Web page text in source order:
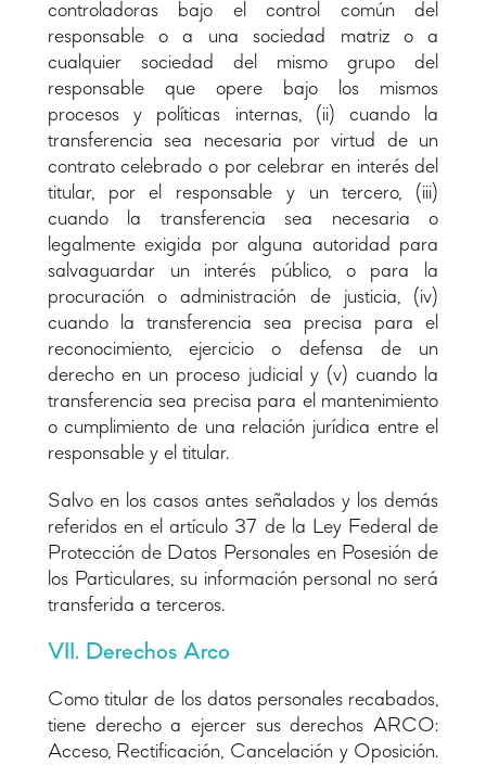
controladoras bajo el control común del
responsable o a una sociedad matriz o a
cualquier sociedad del mismo grupo del
responsable que opere bajo los mismos
procesos y políticas internas, (ii) cuando la
transferencia sea necesaria por virtud de un
contrato celebrado o por celebrar en interés del
titular, por el responsable y un tercero, (iii)
cuando la transferencia sea necesaria o
legalmente exigida por alguna autoridad para
salvaguardar un interés público, o para la
procuración o administración de justicia, (iv)
cuando la transferencia sea precisa para el
reconocimiento, ejercicio o defensa de un
derecho en un proceso judicial y (v) cuando la
transferencia sea precisa para el mantenimiento
o cumplimiento de una relación jurídica entre el
responsable y el titular.
Salvo en los casos antes señalados y los demás
referidos en el artículo 37 de la Ley Federal de
Protección de Datos Personales en Posesión de
los Particulares, su información personal no será
transferida a terceros.
VII. Derechos Arco
Como titular de los datos personales recabados,
tiene derecho a ejercer sus derechos ARCO:
Acceso, Rectificación, Cancelación y Oposición.